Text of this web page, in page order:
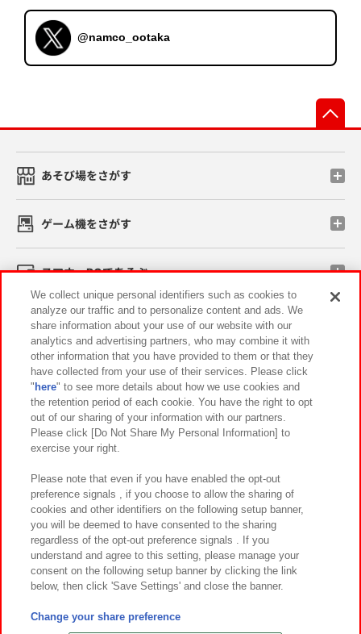
@namco_ootaka
あそび場をさがす
ゲーム機をさがす
スマホ・PCであそぶ
イベント・キャンペーン
関連会社 サステナビリティ サイトポリシー
プライバシーポリシー ウェブアクセシビリティ方針と検証結果
お取引先さまとともに
カスタマーハラスメント対応方針 よくあるご質問・お問い合わせ
©Bandai Namco Amusement Inc.
©Bandai Namco Amusement Lab Inc.
We collect unique personal identifiers such as cookies to
analyze our traffic and to personalize content and ads. We
share information about your use of our website with our
analytics and advertising partners, who may combine it with
other information that you have provided to them or that they
have collected from your use of their services. Please click
" here" to see more details about how we use cookies and
the retention period of each cookie. You have the right to opt
out of our sharing of your information with our partners.
Please click [Do Not Share My Personal Information] to
exercise your right.
Please note that even if you have enabled the opt-out
preference signals , if you choose to allow the sharing of
cookies and other identifiers on the following setup banner,
you will be deemed to have consented to the sharing
regardless of the opt-out preference signals . If you
understand and agree to this setting, please manage your
consent on the following setup banner by clicking the link
below, then click 'Save Settings' and close the banner.
Change your share preference